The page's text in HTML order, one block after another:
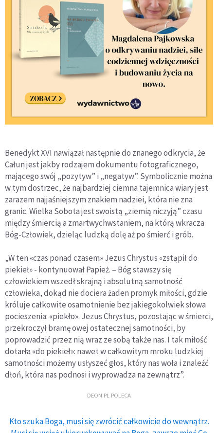
Benedykt XVI nawiązał następnie do znanego odkrycia, że
Całun jest jakby rodzajem dokumentu fotograficznego,
mającego swój „pozytyw” i „negatyw”. Symbolicznie można
w tym dostrzec, że najbardziej ciemna tajemnica wiary jest
zarazem najjaśniejszym znakiem nadziei, która nie zna
granic. Wielka Sobota jest swoistą „ziemią niczyją” czasu
między śmiercią a zmartwychwstaniem, na którą wkracza
Bóg-Człowiek, dzieląc ludzką dolę aż po śmierć i grób.
„W ten «czas ponad czasem» Jezus Chrystus «zstąpił do
piekieł» - kontynuował Papież. – Bóg stawszy się
człowiekiem wszedł skrajną i absolutną samotność
człowieka, dokąd nie dociera żaden promyk miłości, gdzie
króluje całkowite osamotnienie bez jakiegokolwiek słowa
pocieszenia: «piekło». Jezus Chrystus, pozostając w śmierci,
przekroczył bramę owej ostatecznej samotności, by
poprowadzić przez nią wraz ze sobą także nas. I tak miłość
dotarła «do piekieł»: nawet w całkowitym mroku ludzkiej
samotności możemy usłyszeć głos, który nas woła i znaleźć
dłoń, która nas podnosi i wyprowadza na zewnątrz”.
DEON.PL POLECA
Kto szuka Boga, musi się zwrócić całkowicie do wewnątrz.